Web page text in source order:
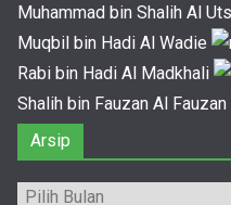
Muhammad bin Shalih Al
Muqbil bin Hadi Al Wadie
Rabi bin Hadi Al Madkhali
Shalih bin Fauzan Al Fauzan
Arsip
Arsip